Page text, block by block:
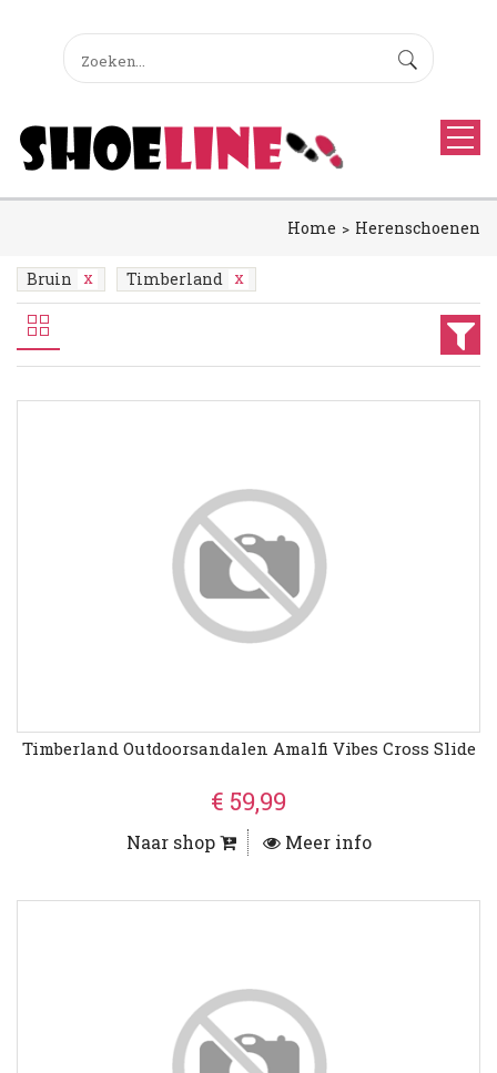
Home Herenschoenen
Bruin Timberland
Timberland Outdoorsandalen Amalfi Vibes Cross Slide
€ 59,99
Naar shop Meer info